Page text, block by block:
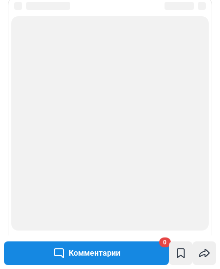
Комментарии
0